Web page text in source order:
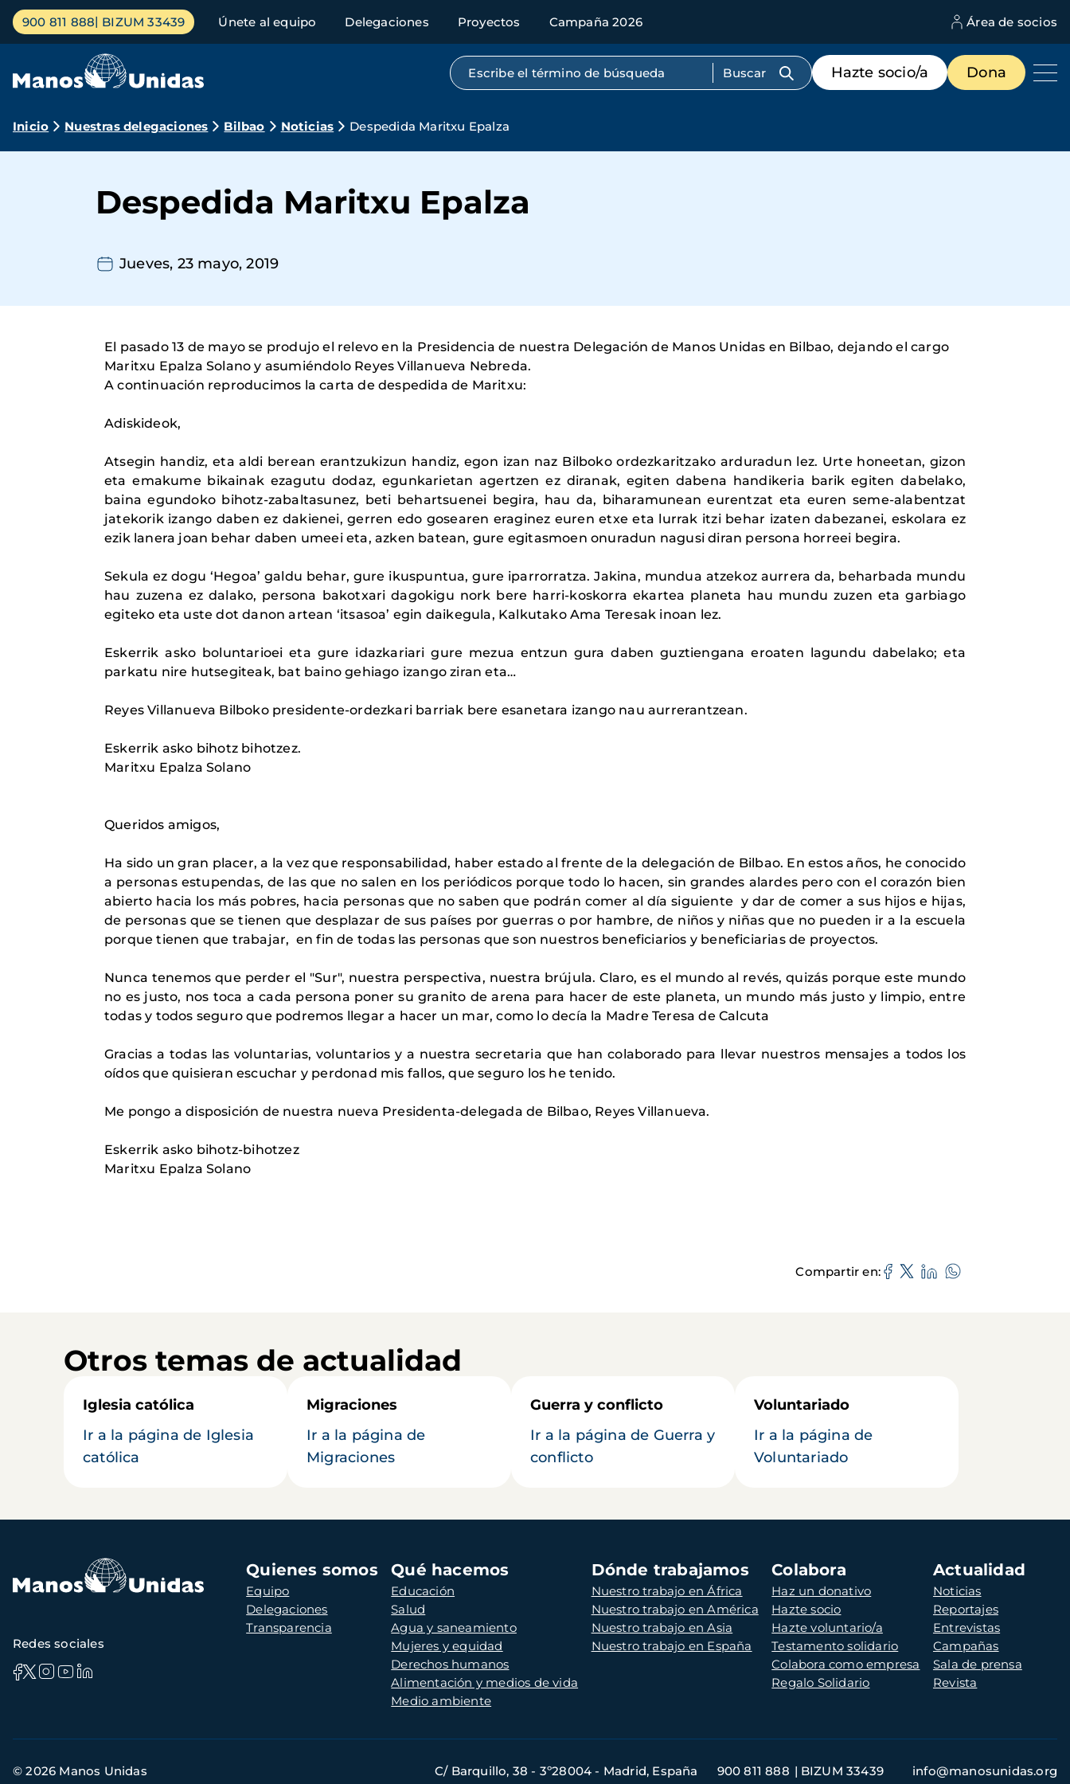
Pasar
contenido
Menú
principal
900 811 888 BIZUM 33439 Únete al equipo Delegaciones Proyectos Campaña 2026 Área de socios
Búsqueda por texto completo
Menú
de
destacados
Hazte socio/a Dona
Ruta
navegación
Inicio Nuestras delegaciones Bilbao Noticias Despedida Maritxu Epalza
Despedida Maritxu Epalza
Jueves, 23 mayo, 2019
El pasado 13 de mayo se produjo el relevo en la Presidencia de nuestra Delegación de Manos Unidas en Bilbao, dejando el cargo
Maritxu Epalza Solano y asumiéndolo Reyes Villanueva Nebreda.
A continuación reproducimos la carta de despedida de Maritxu:
Adiskideok,
Atsegin handiz, eta aldi berean erantzukizun handiz, egon izan naz Bilboko ordezkaritzako arduradun lez. Urte honeetan, gizon
eta emakume bikainak ezagutu dodaz, egunkarietan agertzen ez diranak, egiten dabena handikeria barik egiten dabelako,
baina egundoko bihotz-zabaltasunez, beti behartsuenei begira, hau da, biharamunean eurentzat eta euren seme-alabentzat
jatekorik izango daben ez dakienei, gerren edo gosearen eraginez euren etxe eta lurrak itzi behar izaten dabezanei, eskolara ez
ezik lanera joan behar daben umeei eta, azken batean, gure egitasmoen onuradun nagusi diran persona horreei begira.
Sekula ez dogu ‘Hegoa’ galdu behar, gure ikuspuntua, gure iparrorratza. Jakina, mundua atzekoz aurrera da, beharbada mundu
hau zuzena ez dalako, persona bakotxari dagokigu nork bere harri-koskorra ekartea planeta hau mundu zuzen eta garbiago
egiteko eta uste dot danon artean ‘itsasoa’ egin daikegula, Kalkutako Ama Teresak inoan lez.
Eskerrik asko boluntarioei eta gure idazkariari gure mezua entzun gura daben guztiengana eroaten lagundu dabelako; eta
parkatu nire hutsegiteak, bat baino gehiago izango ziran eta…
Reyes Villanueva Bilboko presidente-ordezkari barriak bere esanetara izango nau aurrerantzean.
Eskerrik asko bihotz bihotzez.
Maritxu Epalza Solano
Queridos amigos,
Ha sido un gran placer, a la vez que responsabilidad, haber estado al frente de la delegación de Bilbao. En estos años, he conocido
a personas estupendas, de las que no salen en los periódicos porque todo lo hacen, sin grandes alardes pero con el corazón bien
abierto hacia los más pobres, hacia personas que no saben que podrán comer al día siguiente y dar de comer a sus hijos e hijas,
de personas que se tienen que desplazar de sus países por guerras o por hambre, de niños y niñas que no pueden ir a la escuela
porque tienen que trabajar, en fin de todas las personas que son nuestros beneficiarios y beneficiarias de proyectos.
Nunca tenemos que perder el "Sur", nuestra perspectiva, nuestra brújula. Claro, es el mundo al revés, quizás porque este mundo
no es justo, nos toca a cada persona poner su granito de arena para hacer de este planeta, un mundo más justo y limpio, entre
todas y todos seguro que podremos llegar a hacer un mar, como lo decía la Madre Teresa de Calcuta
Gracias a todas las voluntarias, voluntarios y a nuestra secretaria que han colaborado para llevar nuestros mensajes a todos los
oídos que quisieran escuchar y perdonad mis fallos, que seguro los he tenido.
Me pongo a disposición de nuestra nueva Presidenta-delegada de Bilbao, Reyes Villanueva.
Eskerrik asko bihotz-bihotzez
Maritxu Epalza Solano
Compartir en
Otros temas de actualidad
Iglesia católica
Ir a la página de Iglesia
católica
Migraciones
Ir a la página de
Migraciones
Guerra y conflicto
Ir a la página de Guerra y
conflicto
Voluntariado
Ir a la página de
Voluntariado
Navegación
principal
Quienes somos
Equipo
Delegaciones
Transparencia
Qué hacemos
Educación
Salud
Agua y saneamiento
Mujeres y equidad
Derechos humanos
Alimentación y medios de vida
Medio ambiente
Dónde trabajamos
Nuestro trabajo en África
Nuestro trabajo en América
Nuestro trabajo en Asia
Nuestro trabajo en España
Colabora
Haz un donativo
Hazte socio
Hazte voluntario/a
Testamento solidario
Colabora como empresa
Regalo Solidario
Actualidad
Noticias
Reportajes
Entrevistas
Campañas
Sala de prensa
Revista
Redes sociales
de
© 2026 Manos Unidas C/ Barquillo, 38 - 3º28004 - Madrid, España 900 811 888 BIZUM 33439 info@manosunidas.org